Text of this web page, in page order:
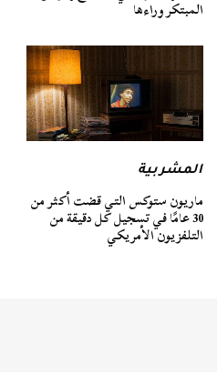
المبتكر وراءها
المشربية
ماريون ستوكس التي قضت أكثر من
30 عامًا في تسجيل كل دقيقة من
التلفزيون الأمريكي